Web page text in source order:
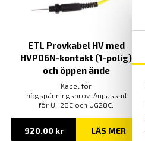
ETL Provkabel HV med
HVP06N-kontakt (1-polig)
och öppen ände
Kabel för
högspänningsprov. Anpassad
för UH28C och UG28C.
920.00 kr LÄS MER